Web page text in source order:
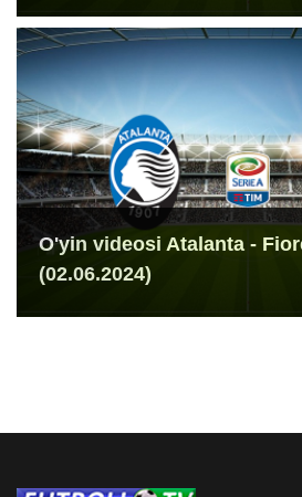
O'yin videosi Atalanta -
(02.06.2024)